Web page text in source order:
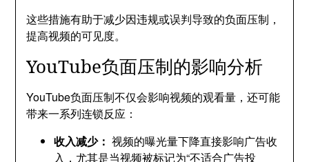
这些措施有助于减少因违规或误判导致的负面压制，
提高视频的可见度。
YouTube负面压制的影响分析
YouTube负面压制不仅会影响视频的观看量，还可能
带来一系列连锁反应：
收入减少： 视频的曝光量下降直接影响广告收
入，尤其是当视频被标记为“不适合广告投